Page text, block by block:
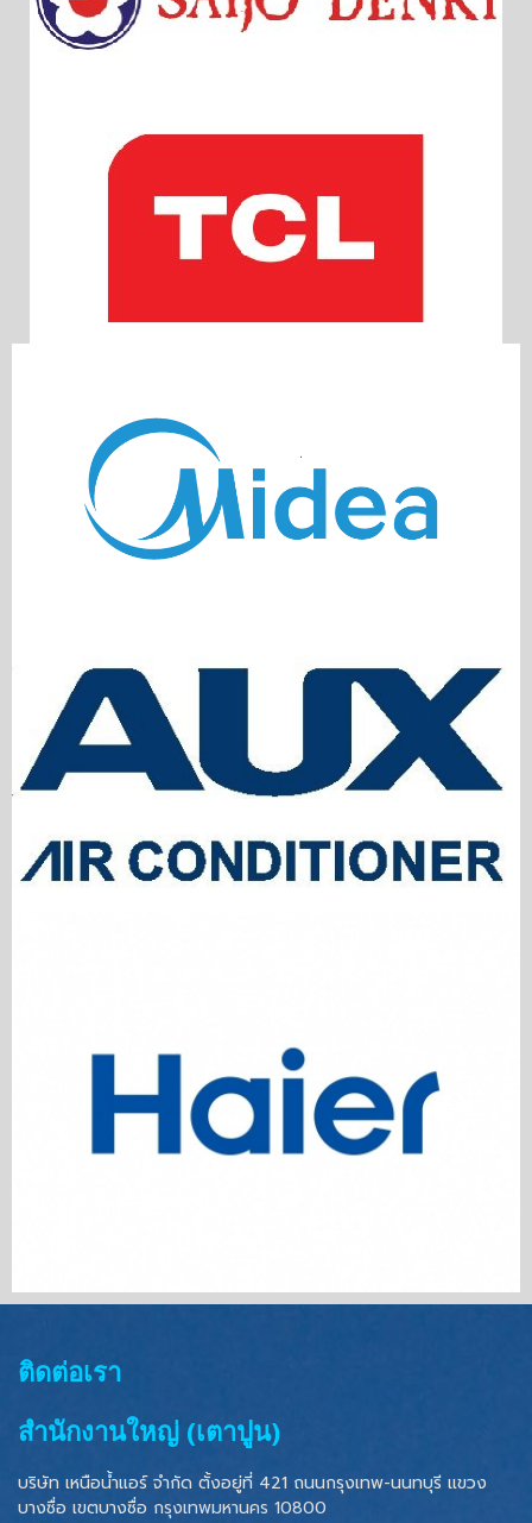
ติดต่อเรา
สำนักงานใหญ่ (เตาปูน)
บริษัท เหนือน้ำแอร์ จำกัด ตั้งอยู่ที่ 421 ถนนกรุงเทพ-นนทบุรี แขวง
บางซื่อ เขตบางซื่อ กรุงเทพมหานคร 10800